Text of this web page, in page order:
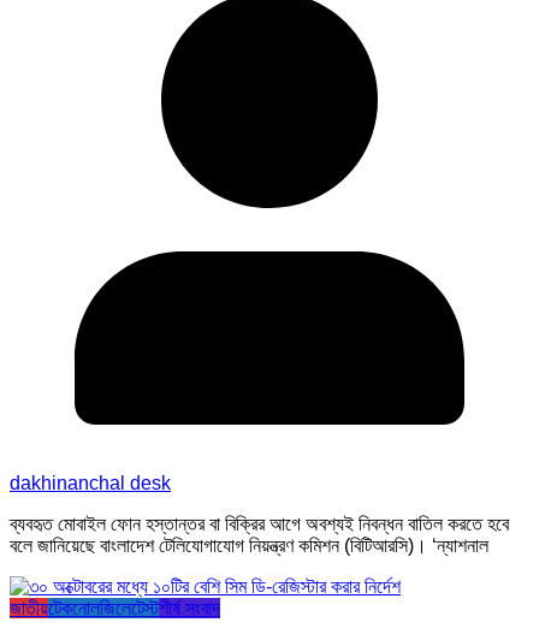
dakhinanchal desk
ব্যবহৃত মোবাইল ফোন হস্তান্তর বা বিক্রির আগে অবশ্যই নিবন্ধন বাতিল করতে হবে
বলে জানিয়েছে বাংলাদেশ টেলিযোগাযোগ নিয়ন্ত্রণ কমিশন (বিটিআরসি)। ‘ন্যাশনাল
জাতীয়টেকনোলজিলেটেস্টশীর্ষ সংবাদ